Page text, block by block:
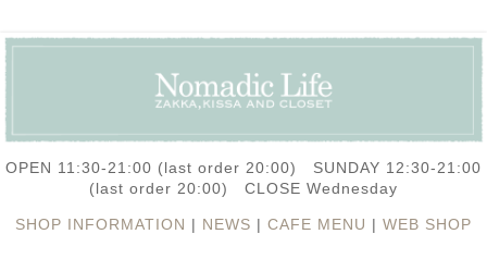
OPEN 11:30-21:00 (last order 20:00) SUNDAY 12:30-21:00
(last order 20:00) CLOSE Wednesday
SHOP INFORMATION | NEWS | CAFE MENU | WEB SHOP